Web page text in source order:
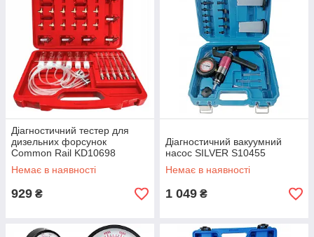
Діагностичний тестер для
дизельних форсунок
Common Rail KD10698
Немає в наявності
929 ₴
Діагностичний вакуумний
насос SILVER S10455
Немає в наявності
1 049 ₴